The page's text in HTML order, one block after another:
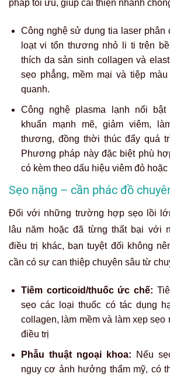
pháp tối ưu, giúp cải thiện nhanh
Công nghệ sử dụng tia laser phân
loạt vi tổn thương nhỏ li ti trên
thích da sản sinh collagen và
sẹo phẳng, mềm mại và tiệp
quanh.
Công nghệ plasma lạnh nổi
khuẩn mạnh mẽ, giảm viêm,
thương, đồng thời thúc đẩy quá
Phương pháp này đặc biệt phù
có kèm theo dấu hiệu viêm đỏ
Sẹo nặng – cần phác đồ
Đối với những trường hợp sẹo lồi
lâu năm hoặc đã từng thất bại với
điều trị khác, bạn tuyệt đối không
cần có sự can thiệp chuyên sâu từ
Tiêm corticoid/thuốc ức chế:
sẹo các loại thuốc có tác dụng
collagen, làm mềm và làm xẹp sẹo
điều trị
Phẫu thuật ngoại khoa:
Nếu
nguy cơ ảnh hưởng thẩm mỹ, có